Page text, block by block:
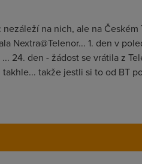
na nich, ale na
Nextra@Telenor... 1. den v
24. den - žádost se vrátila z
takže jestli si to od BT